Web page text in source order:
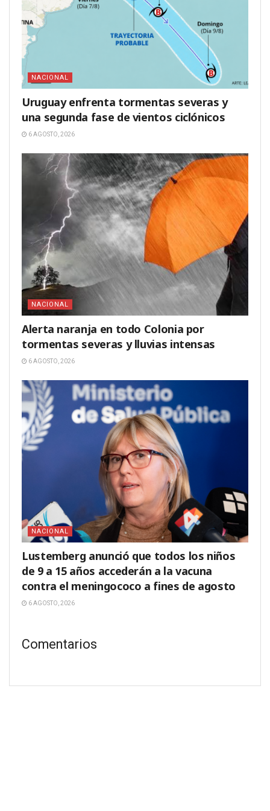
NACIONAL
Uruguay enfrenta tormentas severas y
una segunda fase de vientos ciclónicos
6 AGOSTO, 2026
NACIONAL
Alerta naranja en todo Colonia por
tormentas severas y lluvias intensas
6 AGOSTO, 2026
NACIONAL
Lustemberg anunció que todos los niños
de 9 a 15 años accederán a la vacuna
contra el meningococo a fines de agosto
6 AGOSTO, 2026
Comentarios